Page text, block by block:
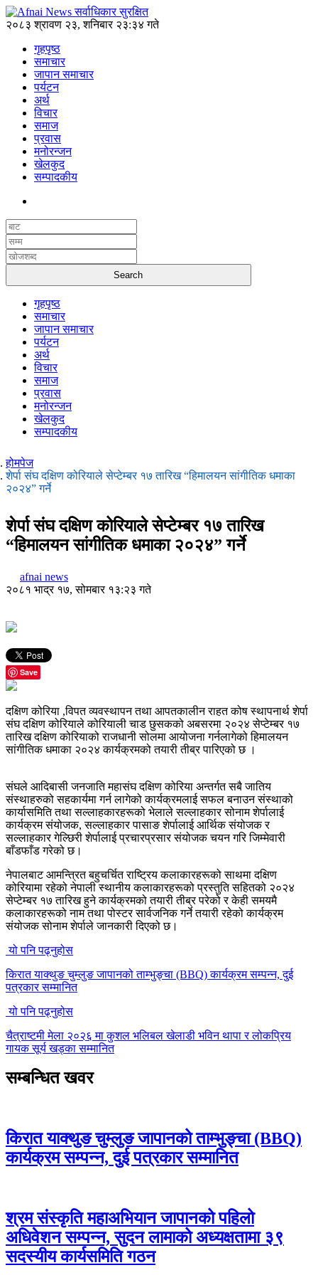
२०८३ श्रावण २३, शनिबार २३:३४ गते
गृहपृष्ठ
समाचार
जापान समाचार
पर्यटन
अर्थ
विचार
समाज
प्रवास
मनोरन्जन
खेलकुद
सम्पादकीय
गृहपृष्ठ
समाचार
जापान समाचार
पर्यटन
अर्थ
विचार
समाज
प्रवास
मनोरन्जन
खेलकुद
सम्पादकीय
होमपेज
शेर्पा संघ दक्षिण कोरियाले सेप्टेम्बर १७ तारिख “हिमालयन सांगीतिक धमाका
२०२४” गर्ने
शेर्पा संघ दक्षिण कोरियाले सेप्टेम्बर १७ तारिख
“हिमालयन सांगीतिक धमाका २०२४” गर्ने
afnai news
२०८१ भाद्र १७, सोमबार १३:२३ गते
Save
दक्षिण कोरिया ,विपत व्यवस्थापन तथा आपतकालीन राहत कोष स्थापनार्थ शेर्पा
संघ दक्षिण कोरियाले कोरियाली चाड छुसकको अबसरमा २०२४ सेप्टेम्बर १७
तारिख दक्षिण कोरियाको राजधानी सोलमा आयोजना गर्नलागेको हिमालयन
सांगीतिक धमाका २०२४ कार्यक्रमको तयारी तीब्र पारिएको छ ।
संघले आदिबासी जनजाति महासंघ दक्षिण कोरिया अन्तर्गत सबै जातिय
संस्थाहरुको सहकार्यमा गर्न लागेको कार्यक्रमलाई सफल बनाउन संस्थाको
कार्यासमिति तथा सल्लाहकारहरूको भेलाले सल्लाहकार सोनाम शेर्पालाई
कार्यक्रम संयोजक, सल्लाहकार पासाङ शेर्पालाई आर्थिक संयोजक र
सल्लाहकार गेल्छिरी शेर्पालाई प्रचारप्रसार संयोजक चयन गरि जिम्मेवारी
बाँडफाँड गरेको छ।
नेपालबाट आमन्त्रित बहुचर्चित राष्ट्रिय कलाकारहरूको साथमा दक्षिण
कोरियामा रहेको नेपाली स्थानीय कलाकारहरूको प्रस्तुति सहितको २०२४
सेप्टेम्बर १७ तारिख हुने कार्यक्रमको तयारी तीब्र परेको र केही समयमै
कलाकारहरूको नाम तथा पोस्टर सार्वजनिक गर्ने तयारी रहेको कार्यक्रम
संयोजक सोनाम शेर्पाले जानकारी दिएको छ।
यो पनि पढ्नुहोस
किरात याक्थुङ चुम्लुङ जापानको ताम्भुङ्चा (BBQ) कार्यक्रम सम्पन्न, दुई
पत्रकार सम्मानित
यो पनि पढ्नुहोस
चैत्राष्टमी मेला २०२६ मा कुशल भलिबल खेलाडी भविन थापा र लोकप्रिय
गायक सूर्य खड्का सम्मानित
सम्बन्धित खवर
किरात याक्थुङ चुम्लुङ जापानको ताम्भुङ्चा (BBQ)
कार्यक्रम सम्पन्न, दुई पत्रकार सम्मानित
श्रम संस्कृति महाअभियान जापानको पहिलो
अधिवेशन सम्पन्न, सुदन लामाको अध्यक्षतामा ३९
सदस्यीय कार्यसमिति गठन